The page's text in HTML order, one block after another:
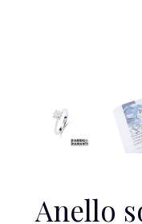
Anello